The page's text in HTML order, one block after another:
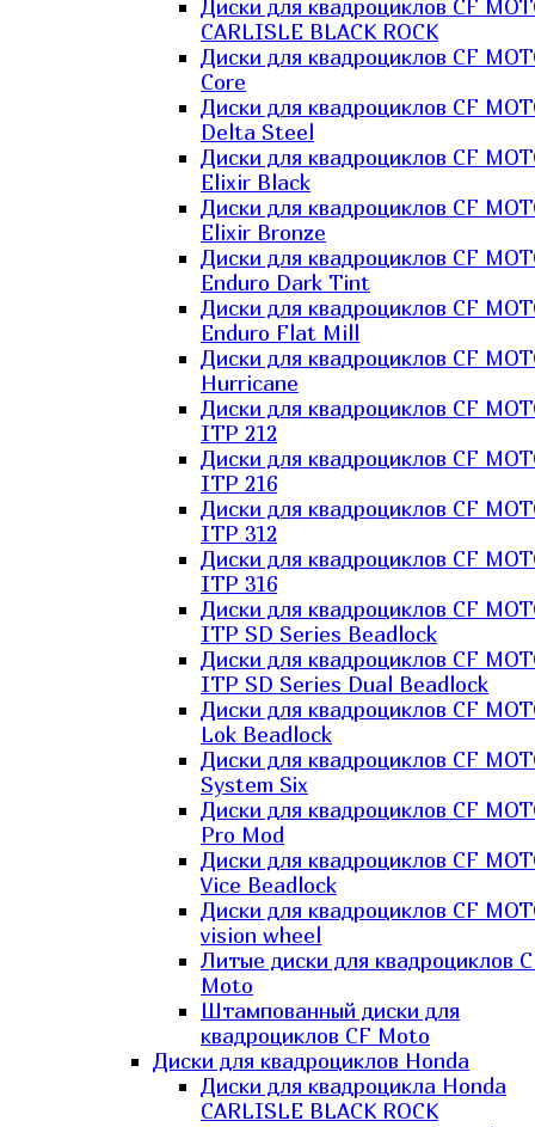
Диски для квадроциклов CF
CARLISLE BLACK ROCK
Диски для квадроциклов CF
Core
Диски для квадроциклов CF
Delta Steel
Диски для квадроциклов CF
Elixir Black
Диски для квадроциклов CF
Elixir Bronze
Диски для квадроциклов CF
Enduro Dark Tint
Диски для квадроциклов CF
Enduro Flat Mill
Диски для квадроциклов CF
Hurricane
Диски для квадроциклов CF
ITP 212
Диски для квадроциклов CF
ITP 216
Диски для квадроциклов CF
ITP 312
Диски для квадроциклов CF
ITP 316
Диски для квадроциклов CF
ITP SD Series Beadlock
Диски для квадроциклов CF
ITP SD Series Dual Beadlock
Диски для квадроциклов CF
Lok Beadlock
Диски для квадроциклов CF
System Six
Диски для квадроциклов CF
Pro Mod
Диски для квадроциклов CF
Vice Beadlock
Диски для квадроциклов CF
vision wheel
Литые диски для квадроциклов
Moto
Штампованный диски для
квадроциклов CF Moto
Диски для квадроциклов Honda
Диски для квадроцикла Honda
CARLISLE BLACK ROCK